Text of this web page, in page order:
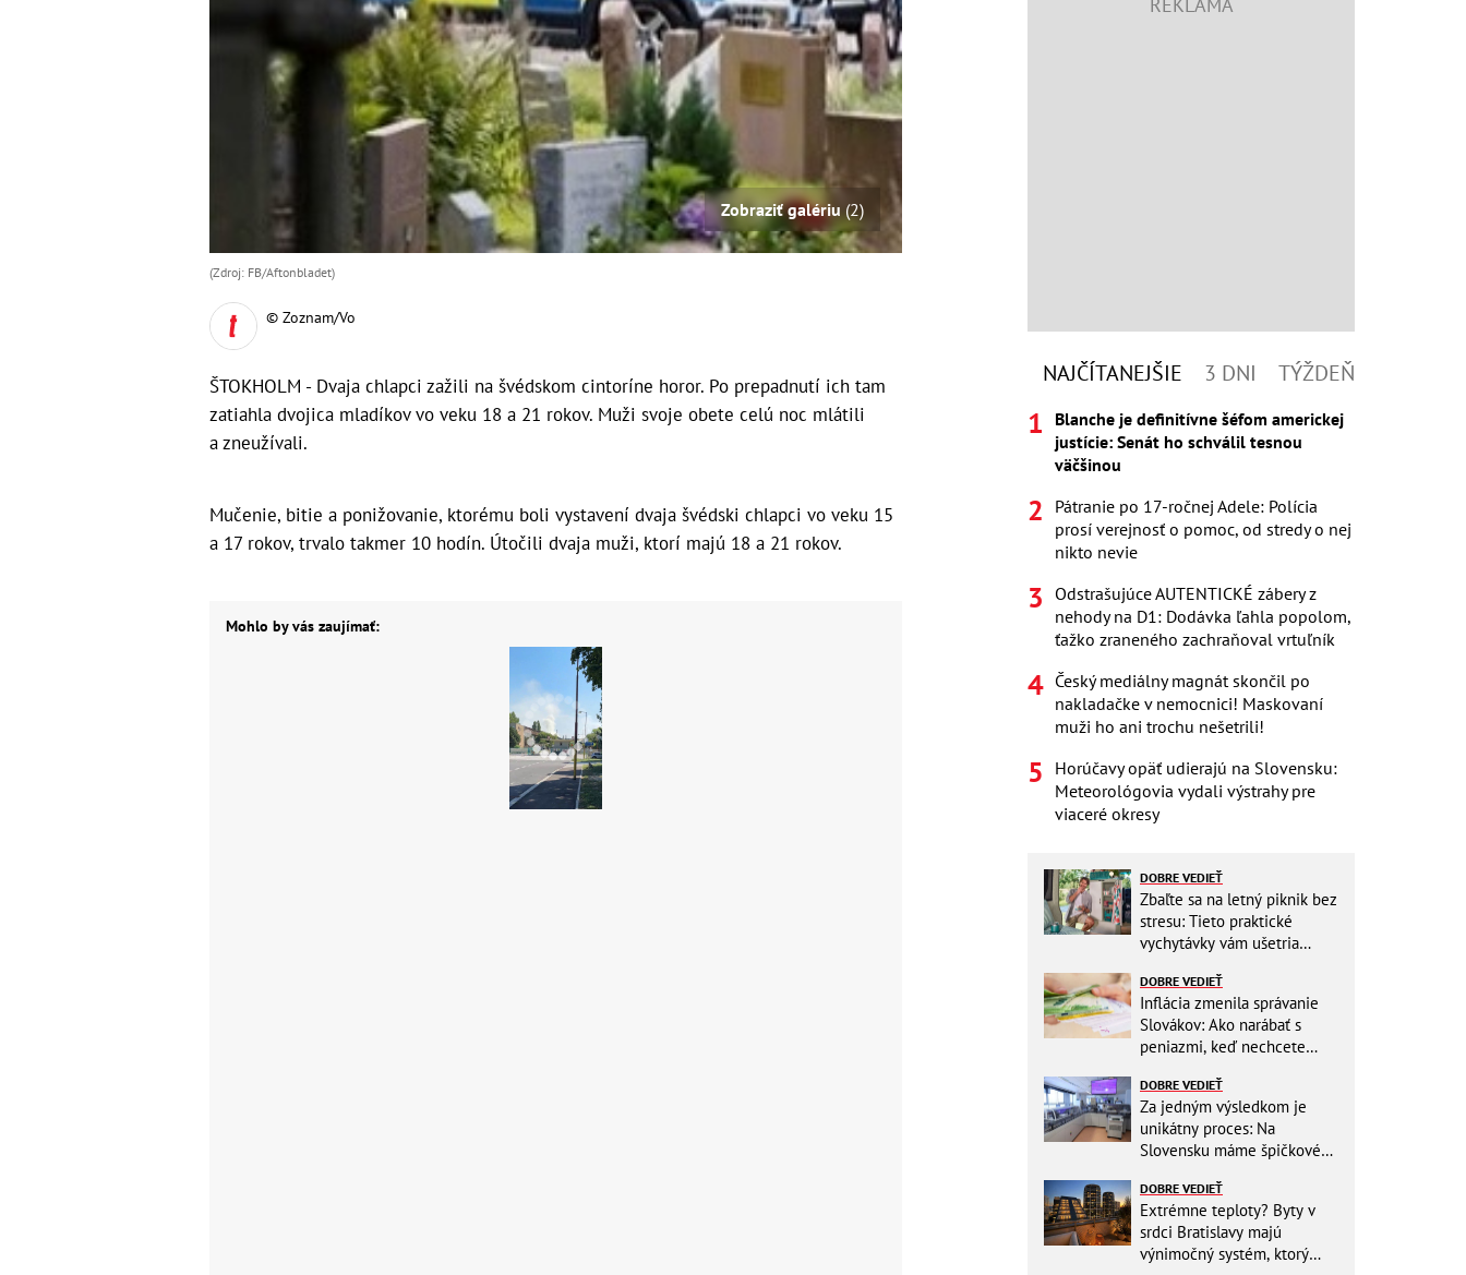
Zobraziť galériu (2)
(Zdroj: FB/Aftonbladet)
© Zoznam/Vo
ŠTOKHOLM - Dvaja chlapci zažili na švédskom cintoríne horor. Po prepadnutí ich tam
zatiahla dvojica mladíkov vo veku 18 a 21 rokov. Muži svoje obete celú noc mlátili
a zneužívali.
Mučenie, bitie a ponižovanie, ktorému boli vystavení dvaja švédski chlapci vo veku 15
a 17 rokov, trvalo takmer 10 hodín. Útočili dvaja muži, ktorí majú 18 a 21 rokov.
Mohlo by vás zaujímať:
NAJČÍTANEJŠIE 3 DNI TÝŽDEŇ
Blanche je definitívne šéfom americkej
justície: Senát ho schválil tesnou
väčšinou
Pátranie po 17-ročnej Adele: Polícia
prosí verejnosť o pomoc, od stredy o nej
nikto nevie
Odstrašujúce AUTENTICKÉ zábery z
nehody na D1: Dodávka ľahla popolom,
ťažko zraneného zachraňoval vrtuľník
Český mediálny magnát skončil po
nakladačke v nemocnici! Maskovaní
muži ho ani trochu nešetrili!
Horúčavy opäť udierajú na Slovensku:
Meteorológovia vydali výstrahy pre
viaceré okresy
DOBRE VEDIEŤ
Zbaľte sa na letný piknik bez
stresu: Tieto praktické
vychytávky vám ušetria
DOBRE VEDIEŤ
Inflácia zmenila správanie
Slovákov: Ako narábať s
peniazmi, keď nechcete
DOBRE VEDIEŤ
Za jedným výsledkom je
unikátny proces: Na
Slovensku máme špičkové
DOBRE VEDIEŤ
Extrémne teploty? Byty v
srdci Bratislavy majú
výnimočný systém, ktorý